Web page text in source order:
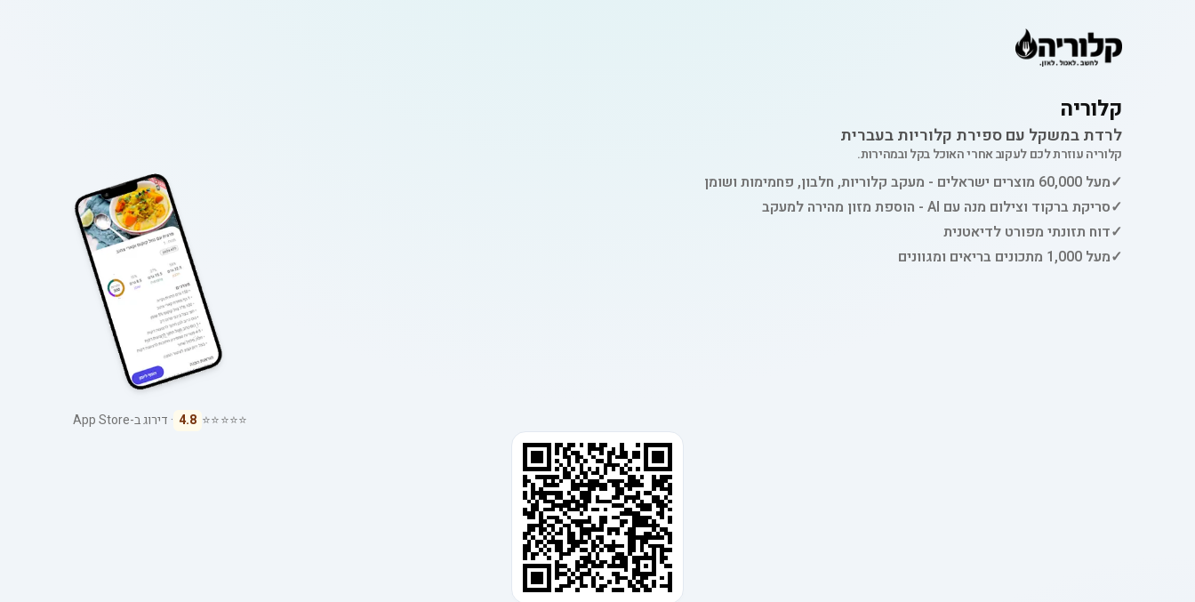
קלוריה
לרדת במשקל עם ספירת קלוריות בעברית
קלוריה עוזרת לכם לעקוב אחרי האוכל בקל ובמהירות.
✓מעל 60,000 מוצרים ישראלים - מעקב קלוריות, חלבון, פחמימות ושומן
✓סריקת ברקוד וצילום מנה עם AI - הוספת מזון מהירה למעקב
✓דוח תזונתי מפורט לדיאטנית
✓מעל 1,000 מתכונים בריאים ומגוונים
⭐⭐⭐⭐⭐
4.8 · דירוג ב-App Store